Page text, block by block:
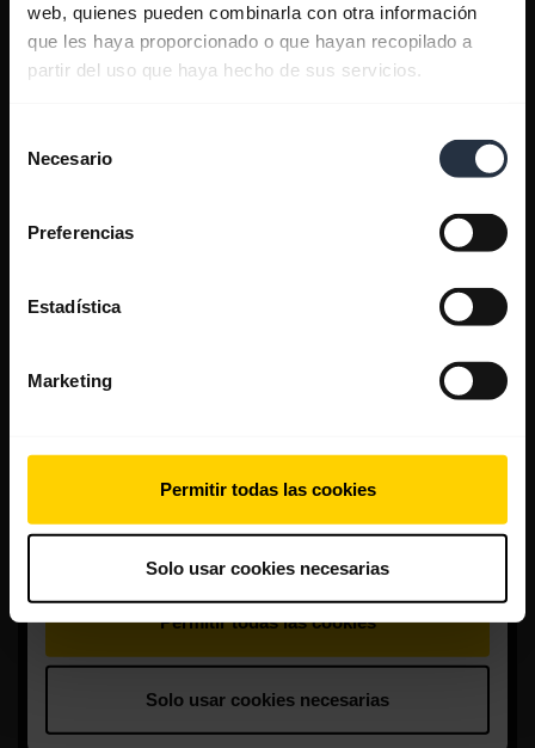
web, quienes pueden combinarla con otra información
que les haya proporcionado o que hayan recopilado a
partir del uso que haya hecho de sus servicios.
Necesario
Preferencias
Estadística
Marketing
Permitir todas las cookies
Solo usar cookies necesarias